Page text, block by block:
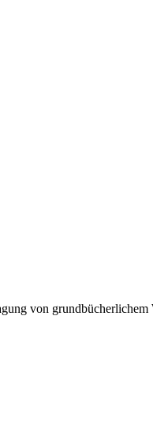
von grundbücherlichem